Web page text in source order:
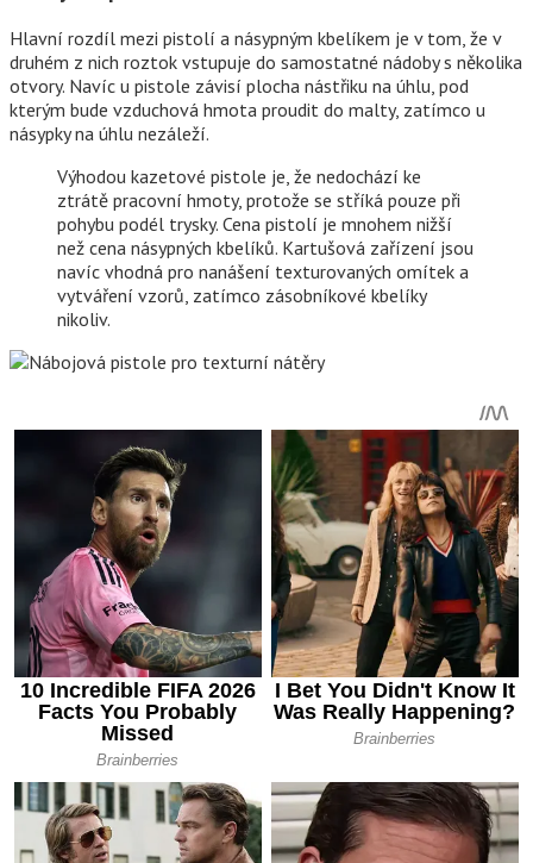
Hlavní rozdíl mezi pistolí a násypným kbelíkem je v tom, že v
druhém z nich roztok vstupuje do samostatné nádoby s několika
otvory. Navíc u pistole závisí plocha nástřiku na úhlu, pod
kterým bude vzduchová hmota proudit do malty, zatímco u
násypky na úhlu nezáleží.
Výhodou kazetové pistole je, že nedochází ke
ztrátě pracovní hmoty, protože se stříká pouze při
pohybu podél trysky. Cena pistolí je mnohem nižší
než cena násypných kbelíků. Kartušová zařízení jsou
navíc vhodná pro nanášení texturovaných omítek a
vytváření vzorů, zatímco zásobníkové kbelíky
nikoliv.